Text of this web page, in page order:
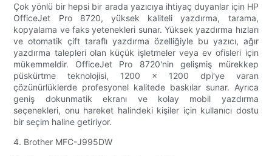
Çok yönlü bir hepsi bir arada yazıcıya ihtiyaç duyanlar için HP
OfficeJet Pro 8720, yüksek kaliteli yazdırma, tarama,
kopyalama ve faks yetenekleri sunar. Yüksek yazdırma hızları
ve otomatik çift taraflı yazdırma özelliğiyle bu yazıcı, ağır
yazdırma talepleri olan küçük işletmeler veya ev ofisleri için
mükemmeldir. OfficeJet Pro 8720'nin gelişmiş mürekkep
püskürtme teknolojisi, 1200 x 1200 dpi'ye varan
çözünürlüklerde profesyonel kalitede baskılar sunar. Ayrıca
geniş dokunmatik ekranı ve kolay mobil yazdırma
seçenekleri, onu hareket halindeki kişiler için kullanıcı dostu
bir seçim haline getiriyor.
4. Brother MFC-J995DW